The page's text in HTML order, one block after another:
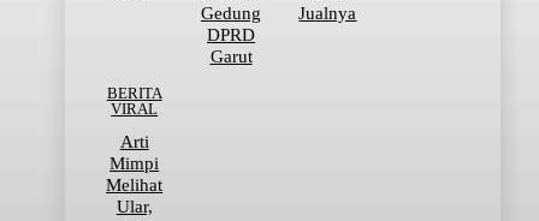
Gedung
DPRD
Garut
Jualnya
BERITA
VIRAL
Arti
Mimpi
Melihat
Ular,